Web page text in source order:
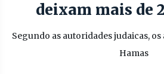
deixam mais de
Segundo as autoridades judaicas,
Hamas